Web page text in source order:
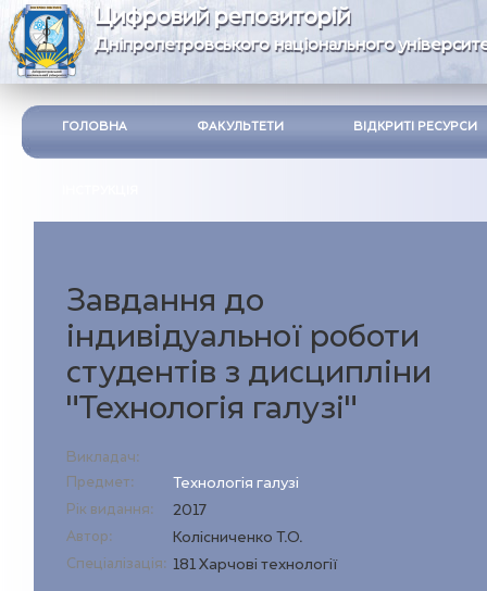
Цифровий репозиторій
Дніпропетровського національного
ГОЛОВНА ФАКУЛЬТЕТИ ВІДКРИТІ РЕСУРСИ
Завдання до
індивідуальної роботи
студентів з дисципліни
"Технологія галузі"
Викладач:
Предмет:
Технологія галузі
Рік видання: 2017
Автор: Колісниченко Т.О.
Спеціалізація: 181 Харчові технології